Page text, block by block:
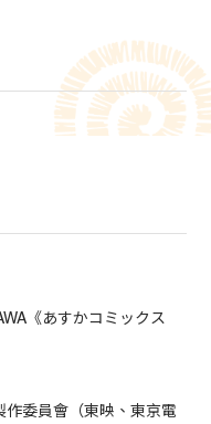
《あすかコミックス
作委員會（東映、東京電